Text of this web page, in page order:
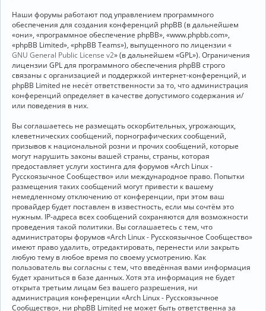
Наши форумы работают под управлением программного
обеспечения для создания конференций phpBB (в дальнейшем
«они», «программное обеспечение phpBB», «www.phpbb.com»,
«phpBB Limited», «phpBB Teams»), выпущенного по лицензии «
GNU General Public License v2» (в дальнейшем «GPL»). Ограничения
лицензии GPL для программного обеспечения phpBB строго
связаны с организацией и поддержкой интернет-конференций, и
phpBB Limited не несёт ответственности за то, что администрация
конференций определяет в качестве допустимого содержания и/
или поведения в них.
Вы соглашаетесь не размещать оскорбительных, угрожающих,
клеветнических сообщений, порнографических сообщений,
призывов к национальной розни и прочих сообщений, которые
могут нарушить законы вашей страны, страны, которая
предоставляет услуги хостинга для форумов «Arch Linux -
Русскоязычное Сообщество» или международное право. Попытки
размещения таких сообщений могут привести к вашему
немедленному отключению от конференции, при этом ваш
провайдер будет поставлен в известность, если мы сочтём это
нужным. IP-адреса всех сообщений сохраняются для возможности
проведения такой политики. Вы соглашаетесь с тем, что
администраторы форумов «Arch Linux - Русскоязычное Сообщество»
имеют право удалить, отредактировать, перенести или закрыть
любую тему в любое время по своему усмотрению. Как
пользователь вы согласны с тем, что введённая вами информация
будет храниться в базе данных. Хотя эта информация не будет
открыта третьим лицам без вашего разрешения, ни
администрация конференции «Arch Linux - Русскоязычное
Сообщество», ни phpBB Limited не может быть ответственна за